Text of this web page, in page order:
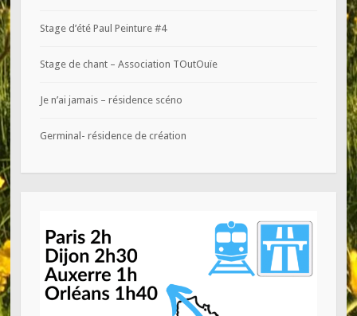
Stage d’été Paul Peinture #4
Stage de chant – Association TOutOuïe
Je n’ai jamais – résidence scéno
Germinal- résidence de création